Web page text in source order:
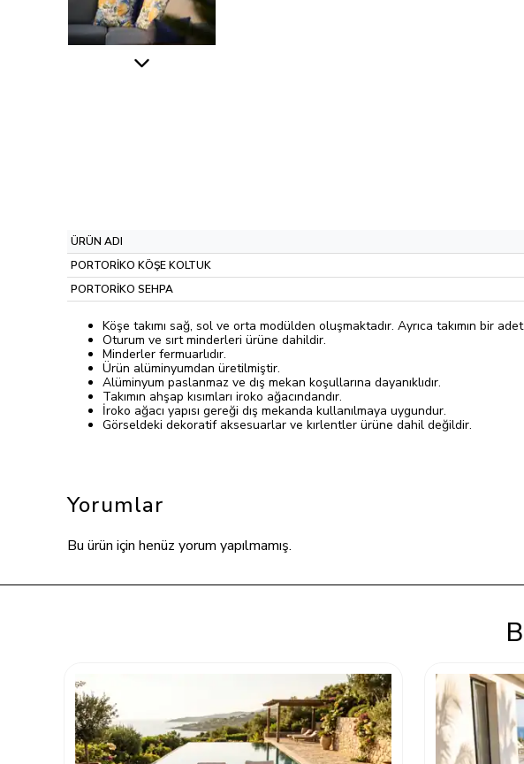
ÜRÜN ADI
PORTORİKO KÖŞE KOLTUK
PORTORİKO SEHPA
Köşe takımı sağ, sol ve orta modülden oluşmaktadır. Ayrıca takımın bir
Oturum ve sırt minderleri ürüne dahildir.
Minderler fermuarlıdır.
Ürün alüminyumdan üretilmiştir.
Alüminyum paslanmaz ve dış mekan koşullarına dayanıklıdır.
Takımın ahşap kısımları iroko ağacındandır.
İroko ağacı yapısı gereği dış mekanda kullanılmaya uygundur.
Görseldeki dekoratif aksesuarlar ve kırlentler ürüne dahil değildir.
Yorumlar
Bu ürün için henüz yorum yapılmamış.